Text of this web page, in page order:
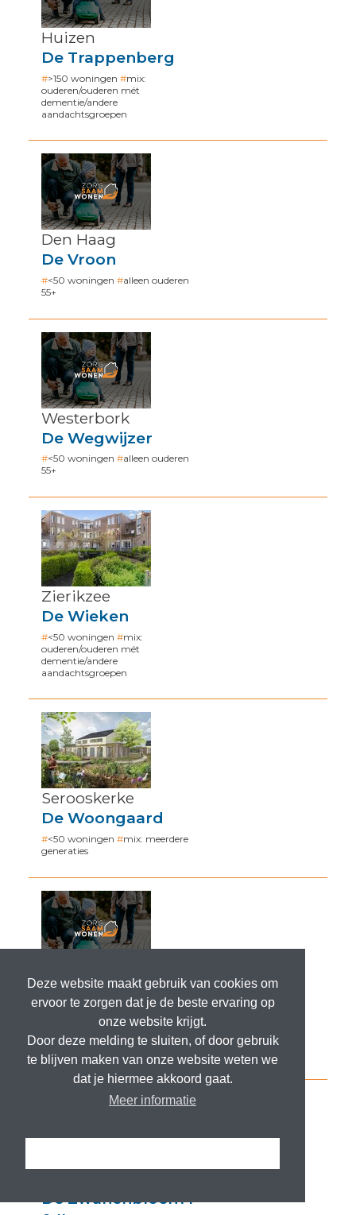
Deze website maakt gebruik van cookies om
ervoor te zorgen dat je de beste ervaring op
onze website krijgt.
Door deze melding te sluiten, of door gebruik
te blijven maken van onze website weten we
dat je hiermee akkoord gaat.
Meer informatie